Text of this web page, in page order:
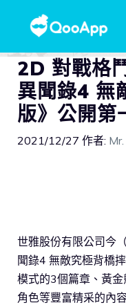
2D 對戰格
異聞錄4 無
版》公開第
2021/12/27 作者:
世雅股份有限公司今
聞錄4 無敵究極背橋
模式的3個篇章、黃
角色等豐富精采的內